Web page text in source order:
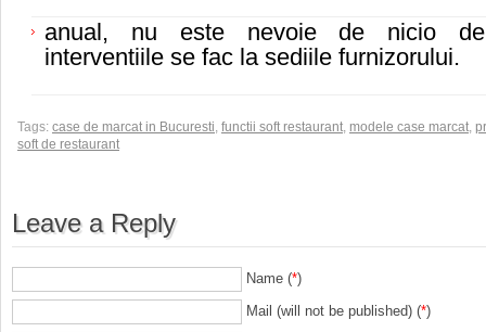
anual, nu este nevoie de nicio
interventiile se fac la sediile furnizorului.
Tags: case de marcat in Bucuresti, functii soft restaurant, modele case marcat,
soft de restaurant
Leave a Reply
Name (*)
Mail (will not be published) (*)